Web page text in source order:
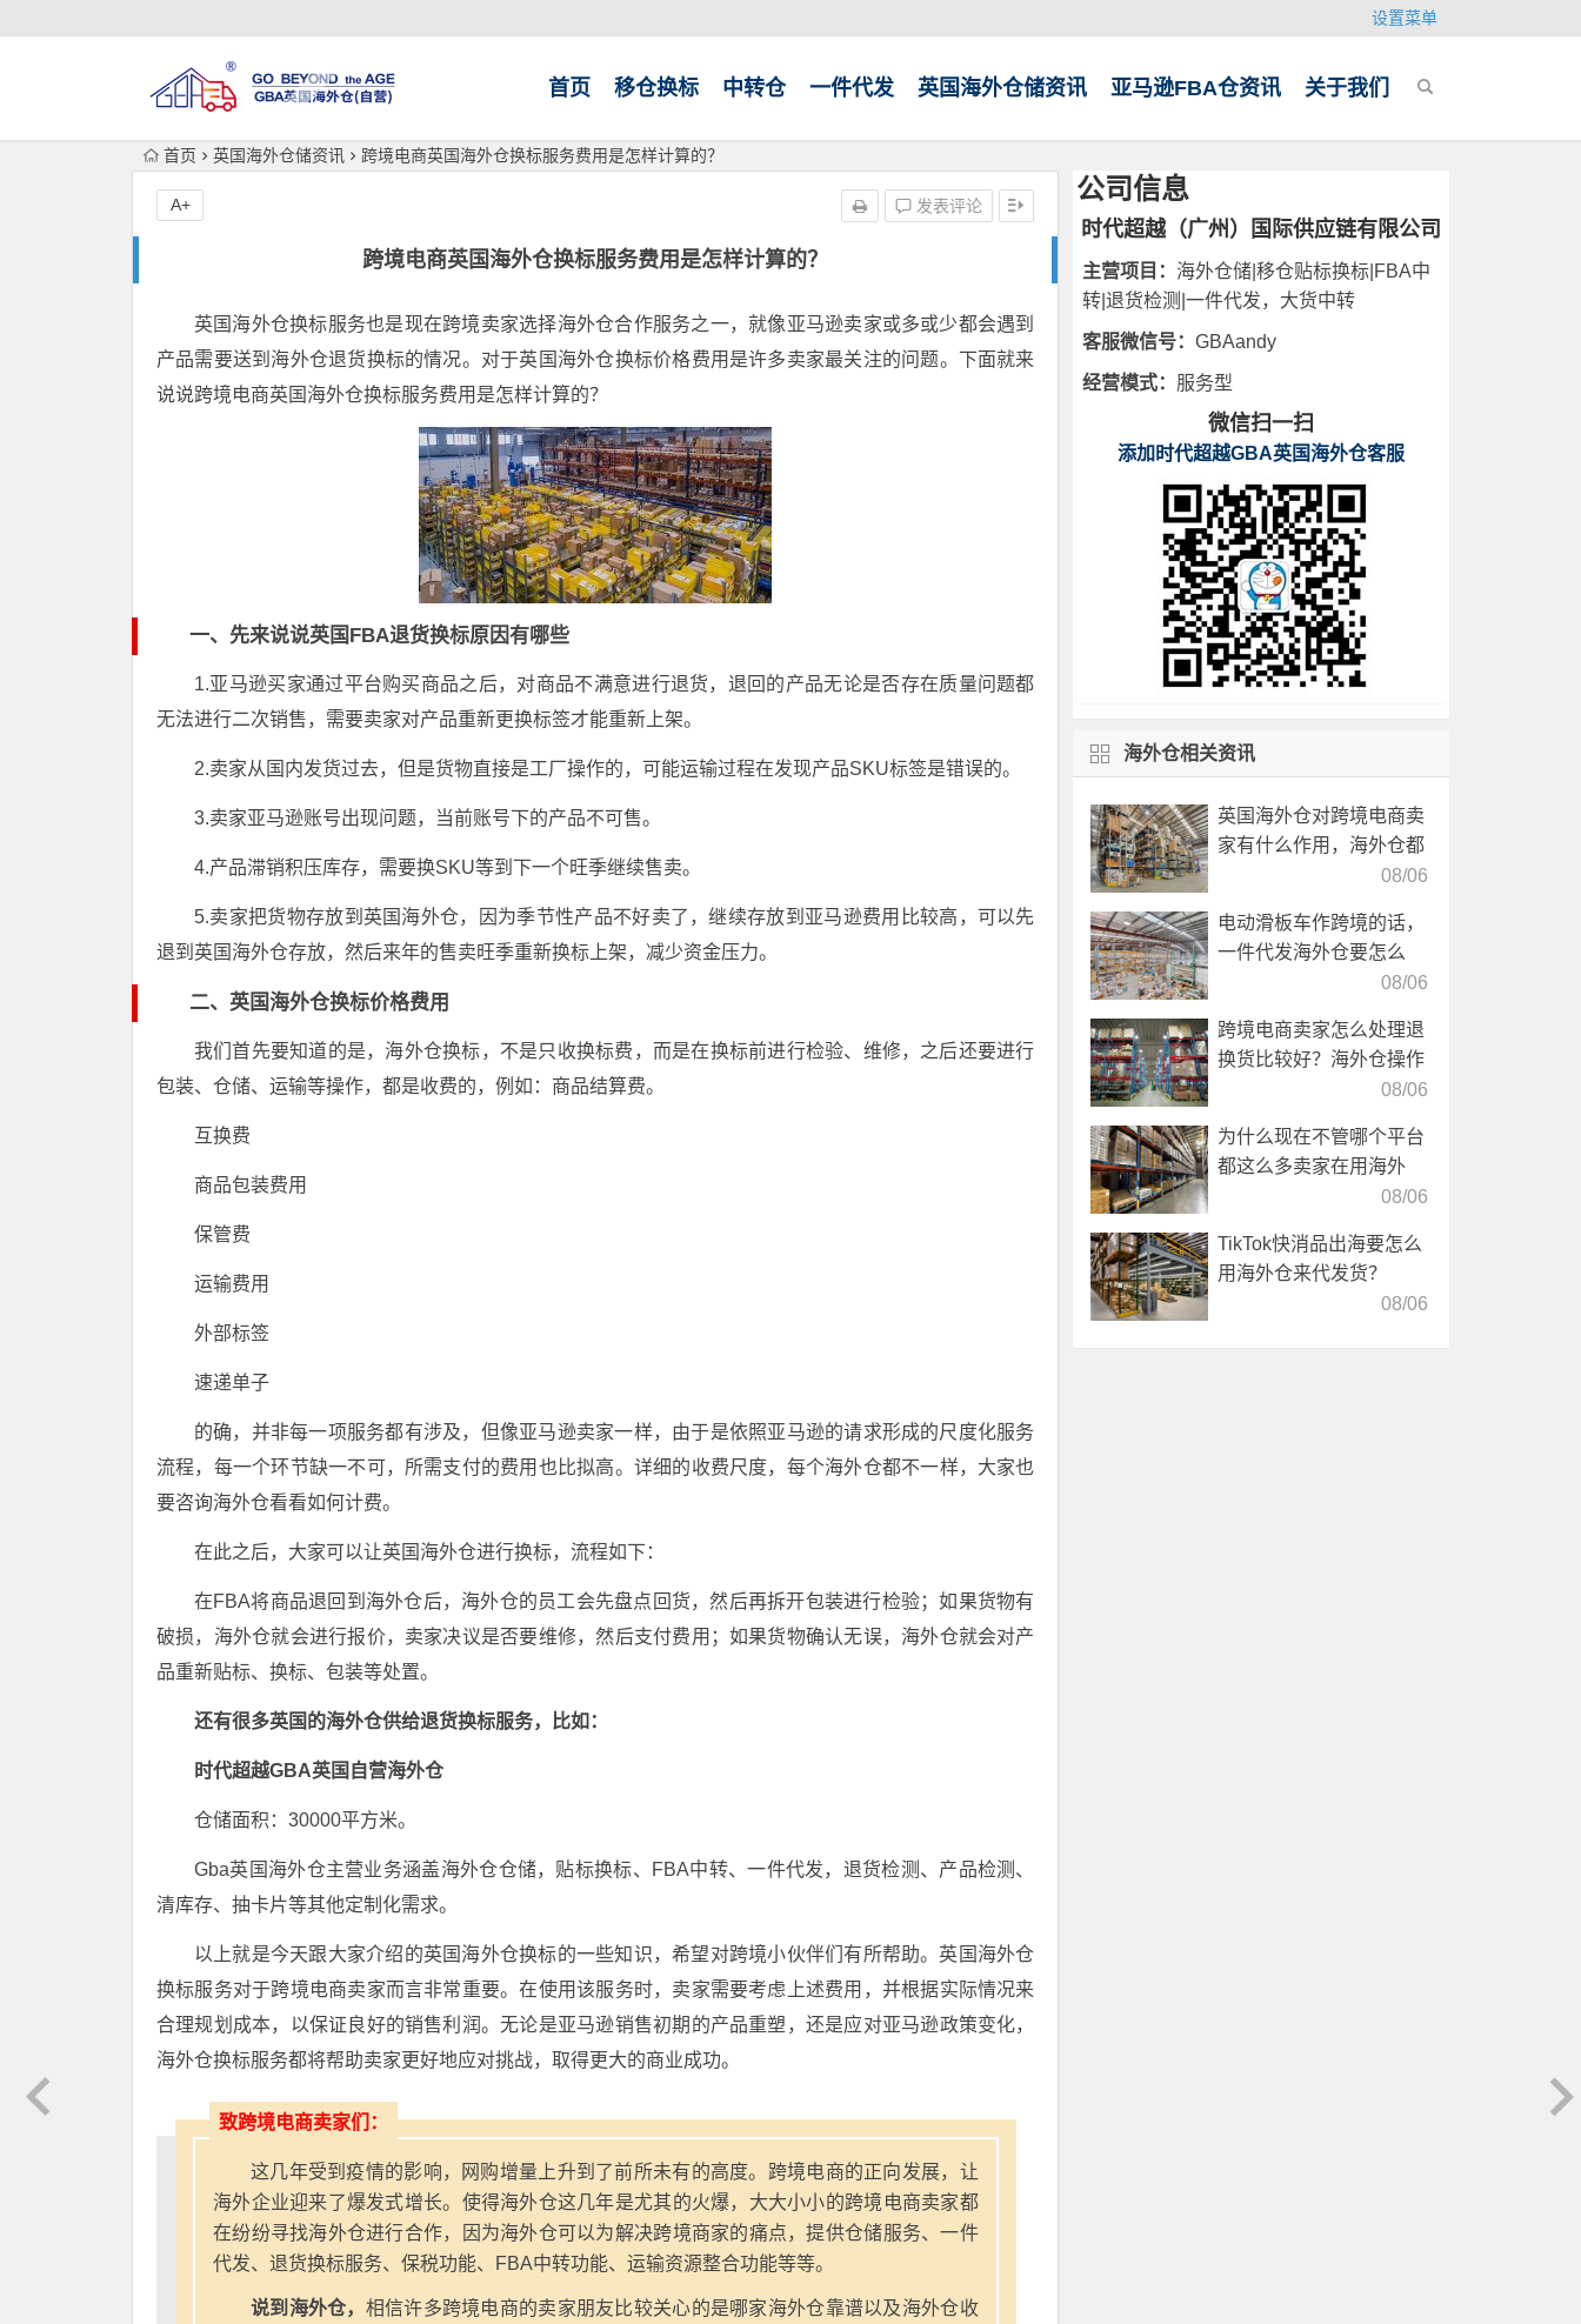
设置菜单
首页 移仓换标 中转仓 一件代发 英国海外仓储资讯 亚马逊FBA仓资讯 关于我们
首页 英国海外仓储资讯 跨境电商英国海外仓换标服务费用是怎样计算的？
跨境电商英国海外仓换标服务费用是怎样计算的？
发表评论
A+
英国海外仓换标服务也是现在跨境卖家选择海外仓合作服务之一，就像亚马逊卖家或多或少都会遇到
产品需要送到海外仓退货换标的情况。对于英国海外仓换标价格费用是许多卖家最关注的问题。下面就来
说说跨境电商英国海外仓换标服务费用是怎样计算的？
一、先来说说英国FBA退货换标原因有哪些
1.亚马逊买家通过平台购买商品之后，对商品不满意进行退货，退回的产品无论是否存在质量问题都
无法进行二次销售，需要卖家对产品重新更换标签才能重新上架。
2.卖家从国内发货过去，但是货物直接是工厂操作的，可能运输过程在发现产品SKU标签是错误的。
3.卖家亚马逊账号出现问题，当前账号下的产品不可售。
4.产品滞销积压库存，需要换SKU等到下一个旺季继续售卖。
5.卖家把货物存放到英国海外仓，因为季节性产品不好卖了，继续存放到亚马逊费用比较高，可以先
退到英国海外仓存放，然后来年的售卖旺季重新换标上架，减少资金压力。
二、英国海外仓换标价格费用
我们首先要知道的是，海外仓换标，不是只收换标费，而是在换标前进行检验、维修，之后还要进行
包装、仓储、运输等操作，都是收费的，例如：商品结算费。
互换费
商品包装费用
保管费
运输费用
外部标签
速递单子
的确，并非每一项服务都有涉及，但像亚马逊卖家一样，由于是依照亚马逊的请求形成的尺度化服务
流程，每一个环节缺一不可，所需支付的费用也比拟高。详细的收费尺度，每个海外仓都不一样，大家也
要咨询海外仓看看如何计费。
在此之后，大家可以让英国海外仓进行换标，流程如下：
在FBA将商品退回到海外仓后，海外仓的员工会先盘点回货，然后再拆开包装进行检验；如果货物有
破损，海外仓就会进行报价，卖家决议是否要维修，然后支付费用；如果货物确认无误，海外仓就会对产
品重新贴标、换标、包装等处置。
还有很多英国的海外仓供给退货换标服务，比如：
时代超越GBA英国自营海外仓
仓储面积：30000平方米。
Gba英国海外仓主营业务涵盖海外仓仓储，贴标换标、FBA中转、一件代发，退货检测、产品检测、
清库存、抽卡片等其他定制化需求。
以上就是今天跟大家介绍的英国海外仓换标的一些知识，希望对跨境小伙伴们有所帮助。英国海外仓
换标服务对于跨境电商卖家而言非常重要。在使用该服务时，卖家需要考虑上述费用，并根据实际情况来
合理规划成本，以保证良好的销售利润。无论是亚马逊销售初期的产品重塑，还是应对亚马逊政策变化，
海外仓换标服务都将帮助卖家更好地应对挑战，取得更大的商业成功。
致跨境电商卖家们：
这几年受到疫情的影响，网购增量上升到了前所未有的高度。跨境电商的正向发展，让
海外企业迎来了爆发式增长。使得海外仓这几年是尤其的火爆，大大小小的跨境电商卖家都
在纷纷寻找海外仓进行合作，因为海外仓可以为解决跨境商家的痛点，提供仓储服务、一件
代发、退货换标服务、保税功能、FBA中转功能、运输资源整合功能等等。
说到海外仓， 相信许多跨境电商的卖家朋友比较关心的是哪家海外仓靠谱以及海外仓收
公司信息
时代超越（广州）国际供应链有限公司
主营项目： 海外仓储|移仓贴标换标|FBA中
转|退货检测|一件代发，大货中转
客服微信号： GBAandy
经营模式： 服务型
微信扫一扫
添加时代超越GBA英国海外仓客服
海外仓相关资讯
英国海外仓对跨境电商卖
家有什么作用，海外仓都
08/06
电动滑板车作跨境的话，
一件代发海外仓要怎么
08/06
跨境电商卖家怎么处理退
换货比较好？海外仓操作
08/06
为什么现在不管哪个平台
都这么多卖家在用海外
08/06
TikTok快消品出海要怎么
用海外仓来代发货？
08/06